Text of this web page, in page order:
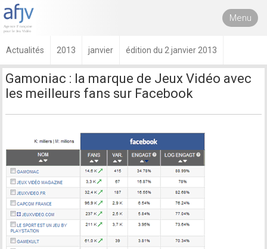
Menu
Actualités 2013 janvier édition du 2 janvier 2013
Gamoniac : la marque de Jeux Vidéo avec
les meilleurs fans sur Facebook